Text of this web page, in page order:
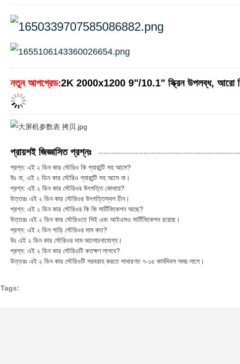
নতুন আপগ্রেড:2K 2000x1200 9"/10.1" স্ক্রিন উপলব্ধ, আরো
প্রায়শই জিজ্ঞাসিত প্রশ্নঃ
প্রশ্ন: এই ২ ডিন কার স্টেরিও কি গ্যারান্টি সহ আসে?
উঃ না, এই ২ ডিন কার স্টেরিও গ্যারান্টি সহ আসে না।
প্রশ্ন: এই ২ ডিন কার স্টেরিওর উৎপত্তি কোথায়?
উত্তরঃ এই ২ ডিন কার স্টেরিওর উৎপত্তিস্থল চীন।
প্রশ্ন: এই ২ ডিন কার স্টেরিওর কি কি সার্টিফিকেশন আছে?
উত্তরঃ এই ২ ডিন কার স্টেরিওতে সিই এবং আইএসও সার্টিফিকেশন রয়েছে।
প্রশ্ন: এই ২ ডিন গাড়ি স্টেরিওর দাম কত?
উঃ এই ২ ডিন কার স্টেরিওর দাম আলোচনাযোগ্য।
প্রশ্ন: এই ২ ডিন কার স্টেরিওটি কতক্ষণ লাগবে?
উত্তরঃ এই ২ ডিন কার স্টেরিওটি সরবরাহ করতে সাধারণত ৭-১৫ কার্যদিবস সময় লাগে।
Tags: